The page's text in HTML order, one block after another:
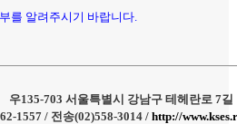
를 알려주시기 바랍니다.
우135-703 서울특별시 강남구 테헤란로 7길
1557 / 전송(02)558-3014 / http://